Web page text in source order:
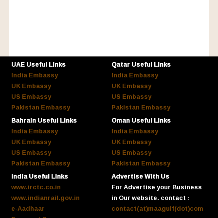
UAE Useful Links
India Embassy
UK Embassy
US Embassy
Pakistan Embassy
Qatar Useful Links
India Embassy
UK Embassy
US Embassy
Pakistan Embassy
Bahrain Useful Links
India Embassy
UK Embassy
US Embassy
Pakistan Embassy
Oman Useful Links
India Embassy
UK Embassy
US Embassy
Pakistan Embassy
India Useful Links
www.irctc.co.in
www.indianrail.gov.in
e-Aadhaar
Advertise With Us
For Advertise your Business
in Our website. contact :
contact(at)maagulf(dot)com